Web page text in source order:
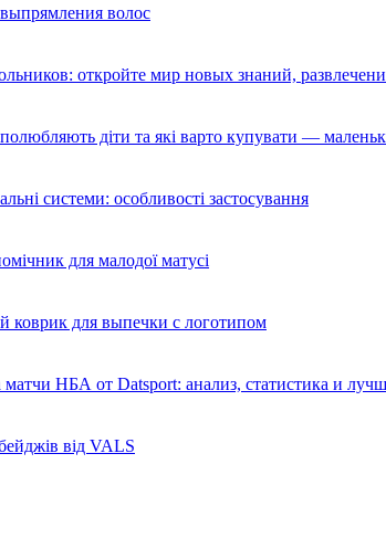
волос
откройте мир новых знаний,
діти та які варто купувати —
системи: особливості застосування
для малодої матусі
коврик для выпечки с логотипом
НБА от Datsport: анализ, статистика и
від VALS